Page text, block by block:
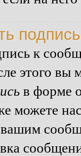
к
этого
в форме
можете